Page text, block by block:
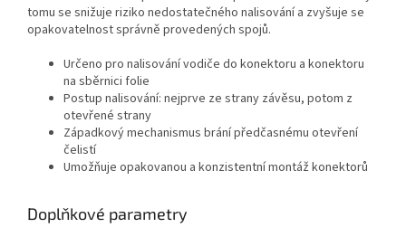
tomu se snižuje riziko nedostatečného nalisování a zvyšuje se
opakovatelnost správně provedených spojů.
Určeno pro nalisování vodiče do konektoru a konektoru
na sběrnici folie
Postup nalisování: nejprve ze strany závěsu, potom z
otevřené strany
Západkový mechanismus brání předčasnému otevření
čelistí
Umožňuje opakovanou a konzistentní montáž konektorů
Doplňkové parametry